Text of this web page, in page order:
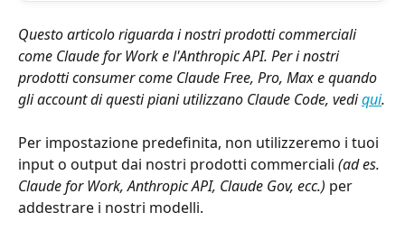
Questo articolo riguarda i nostri prodotti commerciali
come Claude for Work e l'Anthropic API. Per i nostri
prodotti consumer come Claude Free, Pro, Max e quando
gli account di questi piani utilizzano Claude Code, vedi qui.
Per impostazione predefinita, non utilizzeremo i tuoi
input o output dai nostri prodotti commerciali (ad es.
Claude for Work, Anthropic API, Claude Gov, ecc.) per
addestrare i nostri modelli.